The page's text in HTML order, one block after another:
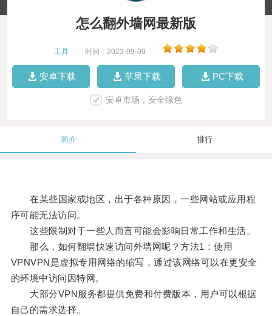
怎么翻外墙网最新版
工具 时间：2023-09-09
安卓下载 苹果下载 PC下载
安卓市场，安全绿色
简介 排行
在某些国家或地区，出于各种原因，一些网站或应用程
序可能无法访问。
这些限制对于一些人而言可能会影响日常工作和生活。
那么，如何翻墙快速访问外墙网呢？方法1：使用
VPNVPN是虚拟专用网络的缩写，通过该网络可以在更安全
的环境中访问因特网。
大部分VPN服务都提供免费和付费版本，用户可以根据
自己的需求选择。